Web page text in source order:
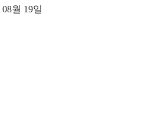
월 19일